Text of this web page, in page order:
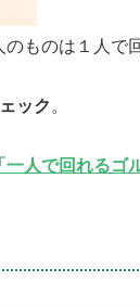
ものは１人で
ック 。
人で回れるゴ